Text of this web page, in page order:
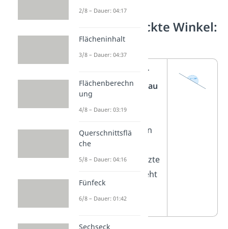
Der gestreckte Winkel:
180°
gestreckter
Winkelhatgenau
180°
Schenkel vom
Winkel zeigen in
die
entgegengesetzte
Richtung. Er sieht
aus wie eine
gerade Linie
2/8 – Dauer: 04:17
Flächeninhalt
3/8 – Dauer: 04:37
Flächenberechn
ung
4/8 – Dauer: 03:19
Querschnittsflä
che
5/8 – Dauer: 04:16
Fünfeck
6/8 – Dauer: 01:42
Sechseck